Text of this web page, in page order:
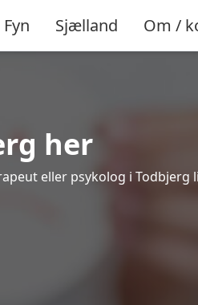
Fyn Sjælland Om /
her
eller psykolog i Todbjerg